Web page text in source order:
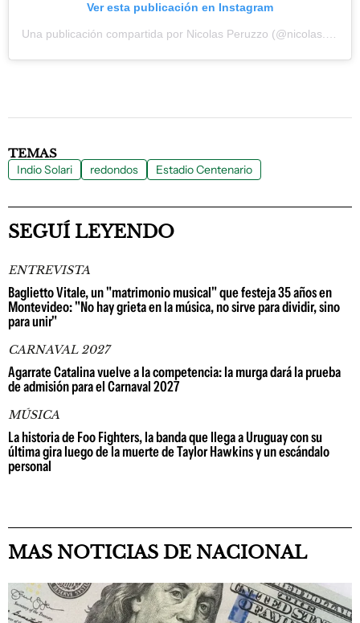
Ver esta publicación en Instagram
Una publicación compartida por Nicolas Peruzzo (@nicolas.peruzzo)
TEMAS
Indio Solari redondos Estadio Centenario
SEGUÍ LEYENDO
ENTREVISTA
Baglietto Vitale, un "matrimonio musical" que festeja 35 años en
Montevideo: "No hay grieta en la música, no sirve para dividir, sino
para unir"
CARNAVAL 2027
Agarrate Catalina vuelve a la competencia: la murga dará la prueba
de admisión para el Carnaval 2027
MÚSICA
La historia de Foo Fighters, la banda que llega a Uruguay con su
última gira luego de la muerte de Taylor Hawkins y un escándalo
personal
MAS NOTICIAS DE NACIONAL